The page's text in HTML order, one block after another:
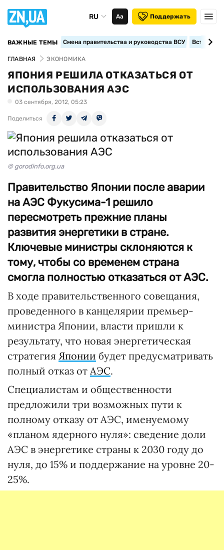
RU Аа Поддержать
ВАЖНЫЕ ТЕМЫ Смена правительства и руководства ВСУ
ГЛАВНАЯ ЭКОНОМИКА
ЯПОНИЯ РЕШИЛА ОТКАЗАТЬСЯ ОТ
ИСПОЛЬЗОВАНИЯ АЭС
03 сентября, 2012, 05:23
Поделиться
© gorodinfo.org.ua
Правительство Японии после аварии
на АЭС Фукусима-1 решило
пересмотреть прежние планы
развития энергетики в стране.
Ключевые министры склоняются к
тому, чтобы со временем страна
смогла полностью отказаться от АЭС.
В ходе правительственного совещания,
проведенного в канцелярии премьер-
министра Японии, власти пришли к
результату, что новая энергетическая
стратегия Японии будет предусматривать
полный отказ от АЭС.
Специалистам и общественности
предложили три возможных пути к
полному отказу от АЭС, именуемому
«планом ядерного нуля»: сведение доли
АЭС в энергетике страны к 2030 году до
нуля, до 15% и поддержание на уровне 20-
25%.